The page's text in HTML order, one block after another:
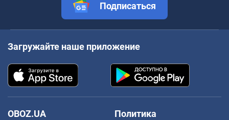
Подписаться
Загружайте наше приложение
OBOZ.UA
Политика